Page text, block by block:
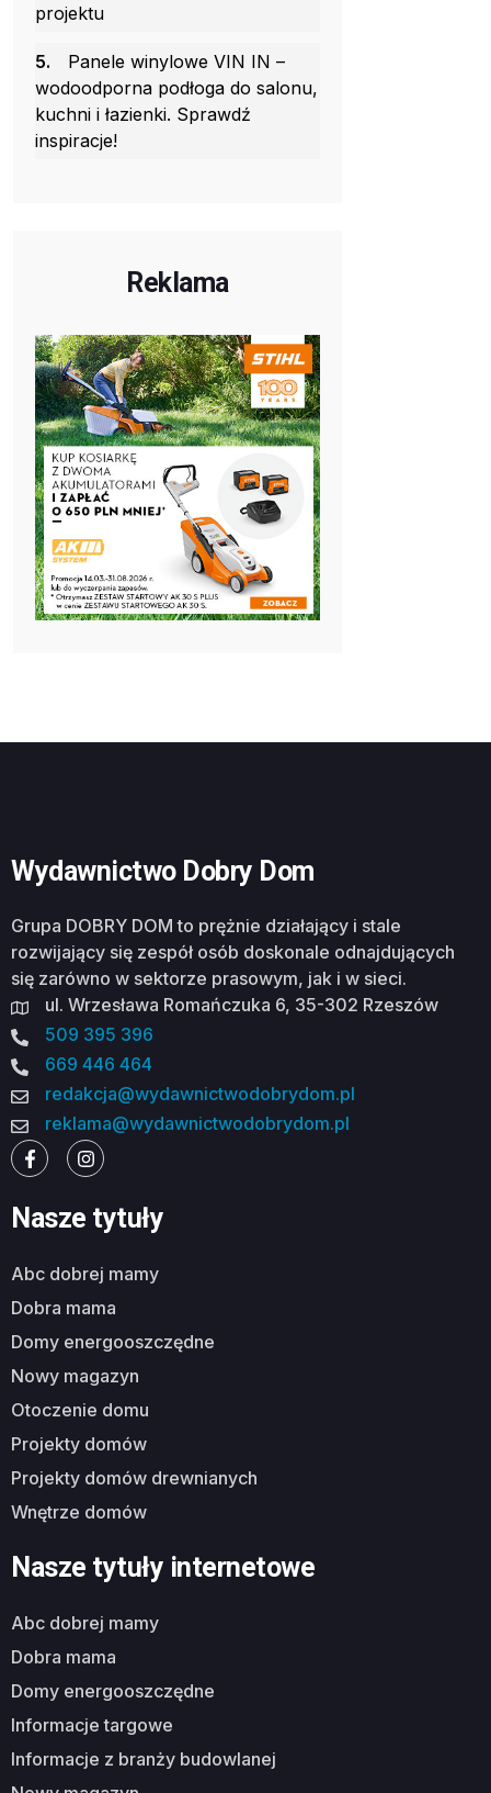
projektu
5.
Panele winylowe VIN IN –
wodoodporna podłoga do salonu,
kuchni i łazienki. Sprawdź
inspiracje!
Reklama
Wydawnictwo Dobry Dom
Grupa DOBRY DOM to prężnie działający i stale
rozwijający się zespół osób doskonale odnajdujących
się zarówno w sektorze prasowym, jak i w sieci.
ul. Wrzesława Romańczuka 6, 35-302 Rzeszów
509 395 396
669 446 464
redakcja@wydawnictwodobrydom.pl
reklama@wydawnictwodobrydom.pl
Nasze tytuły
abc dobrej mamy
dobra mama
domy energooszczędne
nowy magazyn
otoczenie domu
projekty domów
projekty domów drewnianych
wnętrze domów
Nasze tytuły internetowe
abc dobrej mamy
dobra mama
domy energooszczędne
informacje targowe
informacje z branży budowlanej